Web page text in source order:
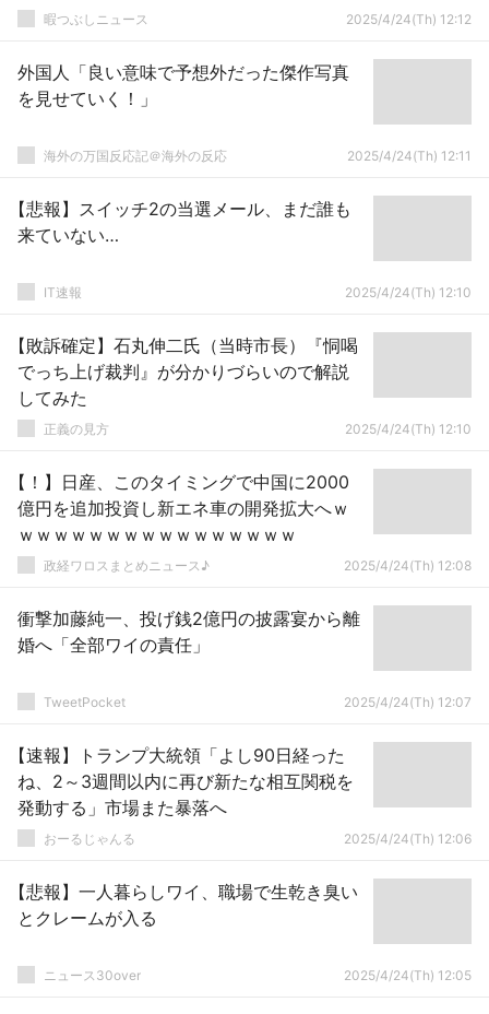
暇つぶしニュース 2025/4/24(Th) 12:12
外国人「良い意味で予想外だった傑作写真
を見せていく！」
海外の万国反応記＠海外の反応 2025/4/24(Th) 12:11
【悲報】スイッチ2の当選メール、まだ誰も
来ていない…
IT速報 2025/4/24(Th) 12:10
【敗訴確定】石丸伸二氏（当時市長）『恫喝
でっち上げ裁判』が分かりづらいので解説
してみた
正義の見方 2025/4/24(Th) 12:10
【！】日産、このタイミングで中国に2000
億円を追加投資し新エネ車の開発拡大へｗ
ｗｗｗｗｗｗｗｗｗｗｗｗｗｗｗｗ
政経ワロスまとめニュース♪ 2025/4/24(Th) 12:08
衝撃加藤純一、投げ銭2億円の披露宴から離
婚へ「全部ワイの責任」
TweetPocket 2025/4/24(Th) 12:07
【速報】トランプ大統領「よし90日経った
ね、2～3週間以内に再び新たな相互関税を
発動する」市場また暴落へ
おーるじゃんる 2025/4/24(Th) 12:06
【悲報】一人暮らしワイ、職場で生乾き臭い
とクレームが入る
ニュース30over 2025/4/24(Th) 12:05